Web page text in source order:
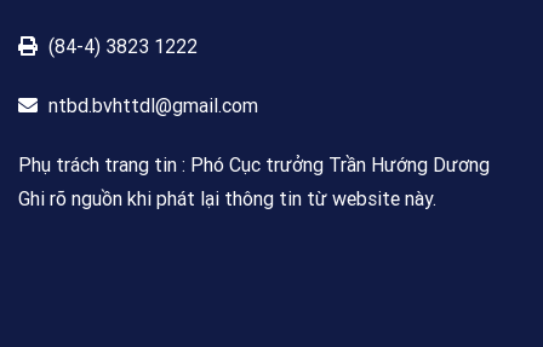
(84-4) 3823 1222
ntbd.bvhttdl@gmail.com
Phụ trách trang tin : Phó Cục trưởng Trần Hướng Dương
Ghi rõ nguồn khi phát lại thông tin từ website này.